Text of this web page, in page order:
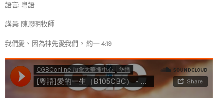
語言: 粵語
講員: 陳恩明牧師
我們愛、因為神先愛我們。 約一 4:19